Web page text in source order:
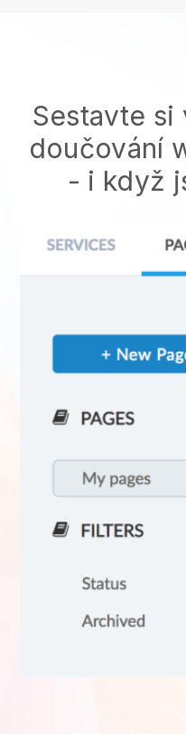
Sestavte si
doučování
- i když